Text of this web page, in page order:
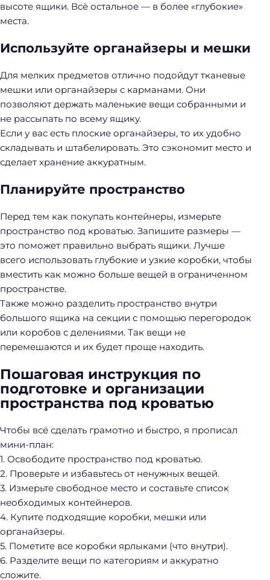
высоте ящики. Всё остальное — в более «глубокие»
места.
Используйте органайзеры и мешки
Для мелких предметов отлично подойдут тканевые
мешки или органайзеры с карманами. Они
позволяют держать маленькие вещи собранными и
не рассыпать по всему ящику.
Если у вас есть плоские органайзеры, то их удобно
складывать и штабелировать. Это сэкономит место и
сделает хранение аккуратным.
Планируйте пространство
Перед тем как покупать контейнеры, измерьте
пространство под кроватью. Запишите размеры —
это поможет правильно выбрать ящики. Лучше
всего использовать глубокие и узкие коробки, чтобы
вместить как можно больше вещей в ограниченном
пространстве.
Также можно разделить пространство внутри
большого ящика на секции с помощью перегородок
или коробов с делениями. Так вещи не
перемешаются и их будет проще находить.
Пошаговая инструкция по
подготовке и организации
пространства под кроватью
Чтобы всё сделать грамотно и быстро, я прописал
мини-план:
1. Освободите пространство под кроватью.
2. Проверьте и избавьтесь от ненужных вещей.
3. Измерьте свободное место и составьте список
необходимых контейнеров.
4. Купите подходящие коробки, мешки или
органайзеры.
5. Пометите все коробки ярлыками (что внутри).
6. Разделите вещи по категориям и аккуратно
сложите.
т
и